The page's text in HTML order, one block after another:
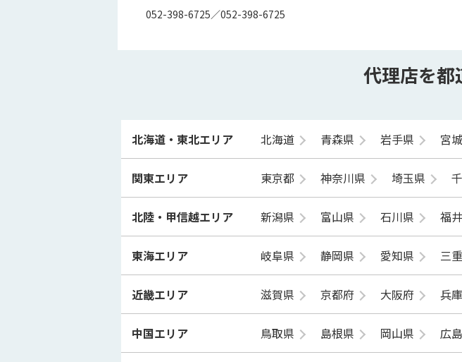
052-398-6725／052-398-6725
代理店を都
北海道・東北エリア 北海道 青森県 岩手県 宮
関東エリア 東京都 神奈川県 埼玉県
北陸・甲信越エリア 新潟県 富山県 石川県 福
東海エリア 岐阜県 静岡県 愛知県 三
近畿エリア 滋賀県 京都府 大阪府 兵
中国エリア 鳥取県 島根県 岡山県 広